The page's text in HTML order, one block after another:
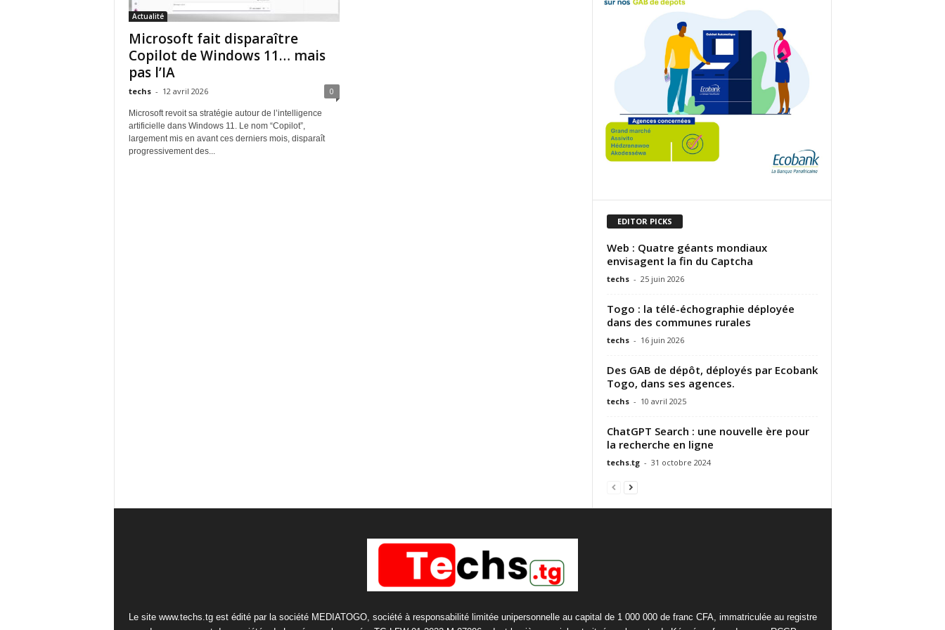
Actualité
Microsoft fait disparaître
Copilot de Windows 11… mais
pas l’IA
techs - 12 avril 2026 0
Microsoft revoit sa stratégie autour de l’intelligence
artificielle dans Windows 11. Le nom “Copilot”,
largement mis en avant ces derniers mois, disparaît
progressivement des...
EDITOR PICKS
Web : Quatre géants mondiaux
envisagent la fin du Captcha
techs - 25 juin 2026
Togo : la télé-échographie déployée
dans des communes rurales
techs - 16 juin 2026
Des GAB de dépôt, déployés par Ecobank
Togo, dans ses agences.
techs - 10 avril 2025
ChatGPT Search : une nouvelle ère pour
la recherche en ligne
techs.tg - 31 octobre 2024
Le site www.techs.tg est édité par la société MEDIATOGO, société à responsabilité limitée unipersonnelle au capital de 1 000 000 de franc CFA, immatriculée au registre